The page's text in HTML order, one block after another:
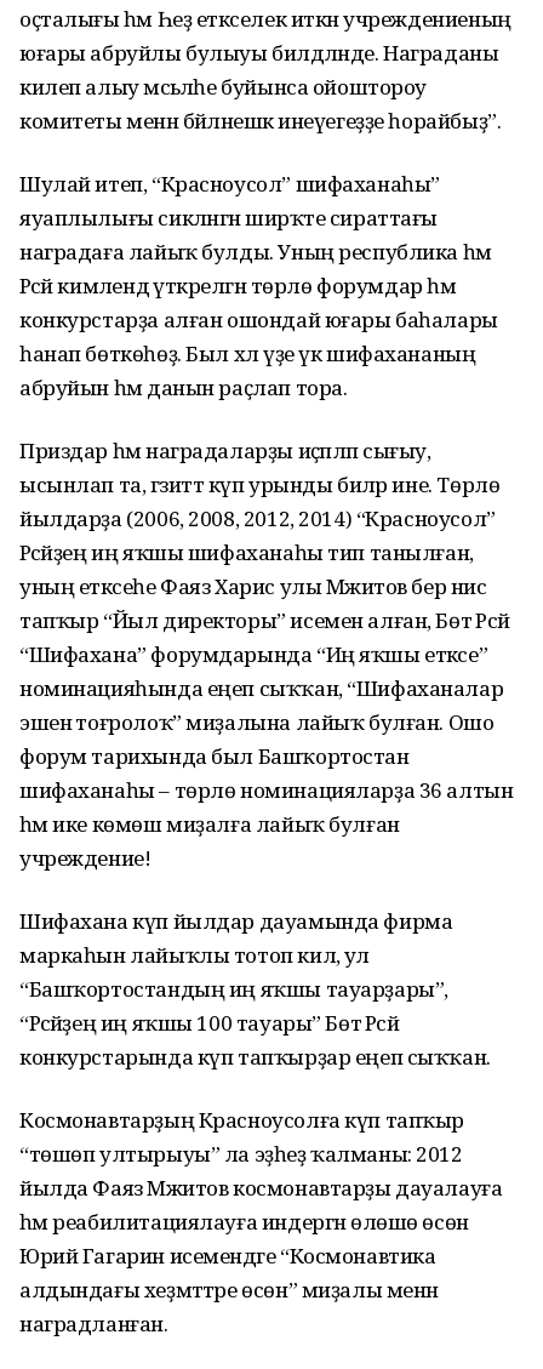
оҫталығы һәм Һеҙ етәкселек иткән учреждениеның
юғары абруйлы булыуы билдәләнде. Награданы
килеп алыу мәсьәләһе буйынса ойоштороу
комитеты менән бәйләнешкә инеүегеҙҙе һорайбыҙ”.
Шулай итеп, “Красноусол” шифа­ха­наһы”
яуаплылығы сикләнгән ширҡәте сираттағы
наградаға лайыҡ булды. Уның республика һәм
Рәсәй кимәлендә үткәрелгән төрлө форумдар һәм
конкурстарҙа алған ошондай юғары баһалары
һанап бөткөһөҙ. Был хәл үҙе үк шифахананың
абруйын һәм данын раҫлап тора.
Приздар һәм наградаларҙы иҫәп­ләп сығыу,
ысынлап та, гәзиттә күп урынды биләр ине. Төрлө
йылдарҙа (2006, 2008, 2012, 2014) “Красноусол”
Рәсәйҙең иң яҡшы шифаханаһы тип танылған, ә
уның етәксеһе Фаяз Харис улы Мәжитов бер нисә
тапҡыр “Йыл директоры” исемен алған, Бөтә Рәсәй
“Шифахана” форумдарында “Иң яҡшы етәксе”
номинацияһында еңеп сыҡ­ҡан, “Шифаханалар
эшенә тоғролоҡ” миҙалына лайыҡ булған. Ошо
форум тарихында был Башҡортостан
шифаханаһы – төрлө номинация­ларҙа 36 алтын
һәм ике көмөш миҙалға лайыҡ булған
учреждение!
Шифахана күп йылдар дауамында фирма
маркаһын лайыҡлы тотоп килә, ул
“Башҡортостандың иң яҡшы тауарҙары”,
“Рәсәйҙең иң яҡшы 100 тауары” Бөтә Рәсәй
конкурстарында күп тапҡырҙар еңеп сыҡҡан.
Космонавтарҙың Красноусолға күп тапҡыр
“төшөп ултырыуы” ла эҙһеҙ ҡалманы: 2012
йылда Фаяз Мәжитов космонавтарҙы дауалауға
һәм реабилитациялауға индергән өлөшө өсөн
Юрий Гагарин исемендәге “Космонавтика
алдындағы хеҙмәттәре өсөн” миҙалы менән
наградланған.